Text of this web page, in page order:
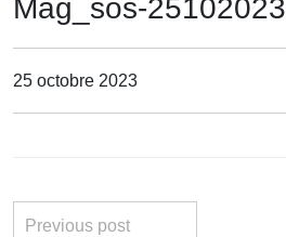
Mag_sos-25102023
25 octobre 2023
Previous post